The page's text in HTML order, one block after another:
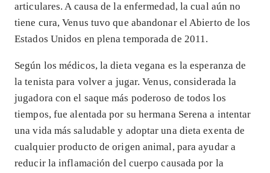
articulares. A causa de la enfermedad, la cual aún no
tiene cura, Venus tuvo que abandonar el Abierto de los
Estados Unidos en plena temporada de 2011.
Según los médicos, la dieta vegana es la esperanza de
la tenista para volver a jugar. Venus, considerada la
jugadora con el saque más poderoso de todos los
tiempos, fue alentada por su hermana Serena a intentar
una vida más saludable y adoptar una dieta exenta de
cualquier producto de origen animal, para ayudar a
reducir la inflamación del cuerpo causada por la